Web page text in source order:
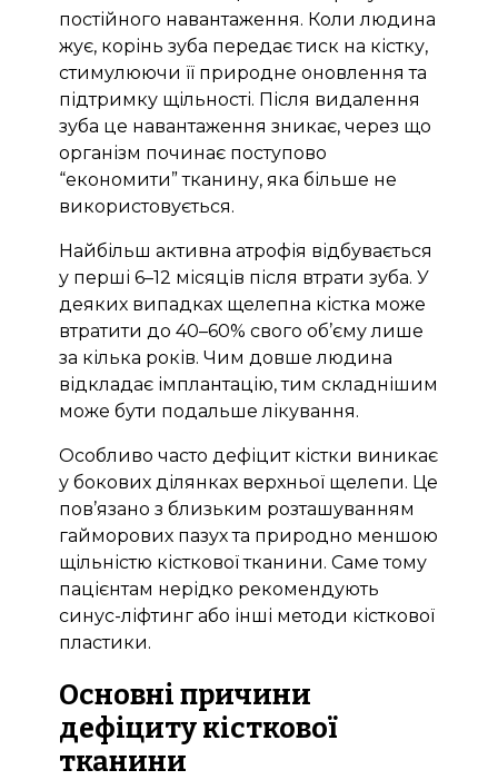
постійного навантаження. Коли людина
жує, корінь зуба передає тиск на кістку,
стимулюючи її природне оновлення та
підтримку щільності. Після видалення
зуба це навантаження зникає, через що
організм починає поступово
“економити” тканину, яка більше не
використовується.
Найбільш активна атрофія відбувається
у перші 6–12 місяців після втрати зуба. У
деяких випадках щелепна кістка може
втратити до 40–60% свого об’єму лише
за кілька років. Чим довше людина
відкладає імплантацію, тим складнішим
може бути подальше лікування.
Особливо часто дефіцит кістки виникає
у бокових ділянках верхньої щелепи. Це
пов’язано з близьким розташуванням
гайморових пазух та природно меншою
щільністю кісткової тканини. Саме тому
пацієнтам нерідко рекомендують
синус-ліфтинг або інші методи кісткової
пластики.
Основні причини
дефіциту кісткової
тканини